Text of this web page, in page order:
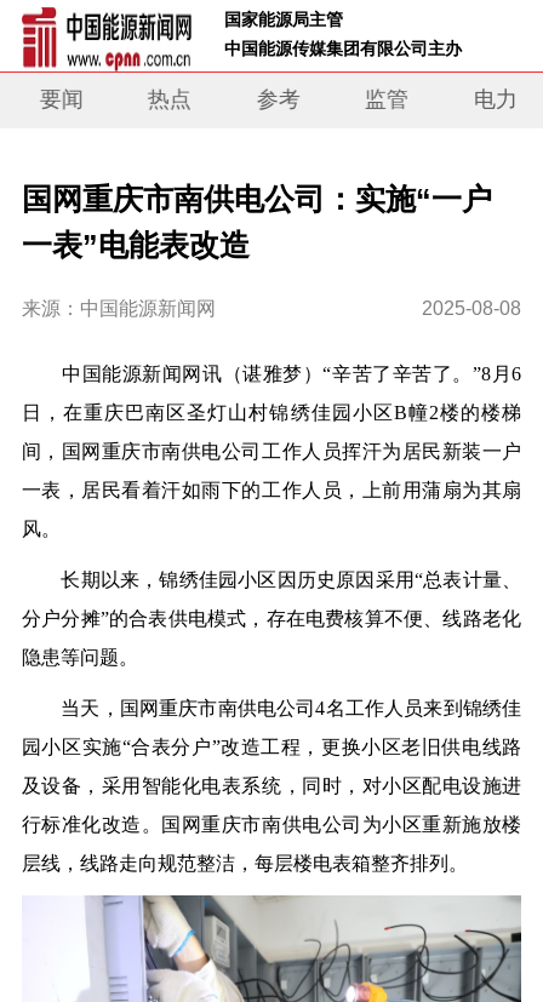
国家能源局主管
中国能源传媒集团有限公司主办
要闻 热点 参考 监管 电力
国网重庆市南供电公司：实施“一户
一表”电能表改造
来源：中国能源新闻网 2025-08-08
中国能源新闻网讯 （谌雅梦）“辛苦了辛苦了。”8月6
日，在重庆巴南区圣灯山村锦绣佳园小区B幢2楼的楼梯
间，国网重庆市南供电公司工作人员挥汗为居民新装一户
一表，居民看着汗如雨下的工作人员，上前用蒲扇为其扇
风。
长期以来，锦绣佳园小区因历史原因采用“总表计量、
分户分摊”的合表供电模式，存在电费核算不便、线路老化
隐患等问题。
当天，国网重庆市南供电公司4名工作人员来到锦绣佳
园小区实施“合表分户”改造工程，更换小区老旧供电线路
及设备，采用智能化电表系统，同时，对小区配电设施进
行标准化改造。国网重庆市南供电公司为小区重新施放楼
层线，线路走向规范整洁，每层楼电表箱整齐排列。